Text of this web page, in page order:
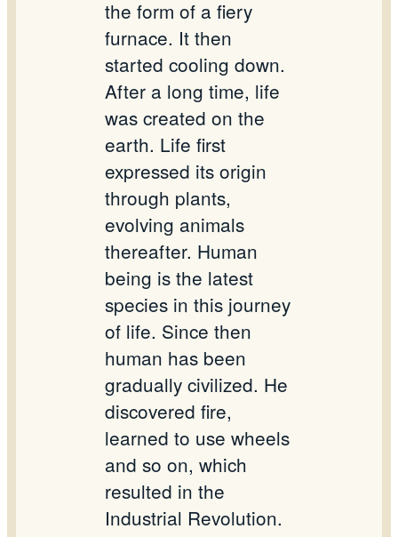
the form of a fiery
furnace. It then
started cooling down.
After a long time, life
was created on the
earth. Life first
expressed its origin
through plants,
evolving animals
thereafter. Human
being is the latest
species in this journey
of life. Since then
human has been
gradually civilized. He
discovered fire,
learned to use wheels
and so on, which
resulted in the
Industrial Revolution.